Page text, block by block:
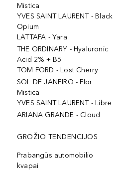
Mistica
YVES SAINT LAURENT - Black
Opium
LATTAFA - Yara
THE ORDINARY - Hyaluronic
Acid 2% + B5
TOM FORD - Lost Cherry
SOL DE JANEIRO - Flor
Mistica
YVES SAINT LAURENT - Libre
ARIANA GRANDE - Cloud
GROŽIO TENDENCIJOS
Prabangūs automobilio
kvapai